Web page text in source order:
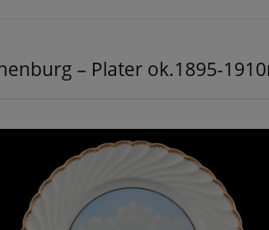
– Plater ok.1895-